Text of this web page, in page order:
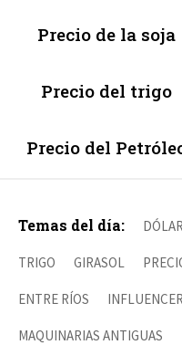
Precio de la soja
Precio del trigo
Precio del
Temas del día: DÓLAR
TRIGO GIRASOL
ENTRE RÍOS INFLUENCER
MAQUINARIAS ANTIGUAS